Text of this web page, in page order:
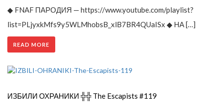
◆ FNAF ПАРОДИЯ — https://www.youtube.com/playlist?
list=PLjyxkMfs9y5WLMhobsB_xlB7BR4QUaISx ◆ НА […]
READ MORE
ИЗБИЛИ ОХРАНИКИ ╬╬ The Escapists #119